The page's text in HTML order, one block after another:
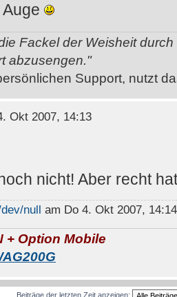
Fackel der Weisheit
abzusengen."
Support, nutzt
Okt 2007, 14:13
nicht! Aber recht
null am Do 4. Okt 2007,
+ Option Mobile
Beiträge der letzten Zeit anzeigen: